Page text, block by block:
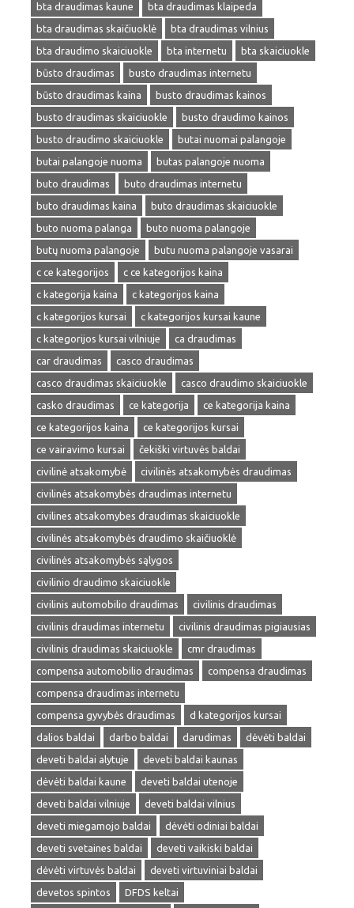
bta draudimas kaune
bta draudimas klaipeda
bta draudimas skaičiuoklė
bta draudimas vilnius
bta draudimo skaiciuokle
bta internetu
bta skaiciuokle
būsto draudimas
busto draudimas internetu
būsto draudimas kaina
busto draudimas kainos
busto draudimas skaiciuokle
busto draudimo kainos
busto draudimo skaiciuokle
butai nuomai palangoje
butai palangoje nuoma
butas palangoje nuoma
buto draudimas
buto draudimas internetu
buto draudimas kaina
buto draudimas skaiciuokle
buto nuoma palanga
buto nuoma palangoje
butų nuoma palangoje
butu nuoma palangoje vasarai
c ce kategorijos
c ce kategorijos kaina
c kategorija kaina
c kategorijos kaina
c kategorijos kursai
c kategorijos kursai kaune
c kategorijos kursai vilniuje
ca draudimas
car draudimas
casco draudimas
casco draudimas skaiciuokle
casco draudimo skaiciuokle
casko draudimas
ce kategorija
ce kategorija kaina
ce kategorijos kaina
ce kategorijos kursai
ce vairavimo kursai
čekiški virtuvės baldai
civilinė atsakomybė
civilinės atsakomybės draudimas
civilinės atsakomybės draudimas internetu
civilines atsakomybes draudimas skaiciuokle
civilinės atsakomybės draudimo skaičiuoklė
civilinės atsakomybės sąlygos
civilinio draudimo skaiciuokle
civilinis automobilio draudimas
civilinis draudimas
civilinis draudimas internetu
civilinis draudimas pigiausias
civilinis draudimas skaiciuokle
cmr draudimas
compensa automobilio draudimas
compensa draudimas
compensa draudimas internetu
compensa gyvybės draudimas
d kategorijos kursai
dalios baldai
darbo baldai darudimas
dėvėti baldai
deveti baldai alytuje
deveti baldai kaunas
dėvėti baldai kaune
deveti baldai utenoje
deveti baldai vilniuje
deveti baldai vilnius
deveti miegamojo baldai
dėvėti odiniai baldai
deveti svetaines baldai
deveti vaikiski baldai
dėvėti virtuvės baldai
deveti virtuviniai baldai
devetos spintos
DFDS keltai